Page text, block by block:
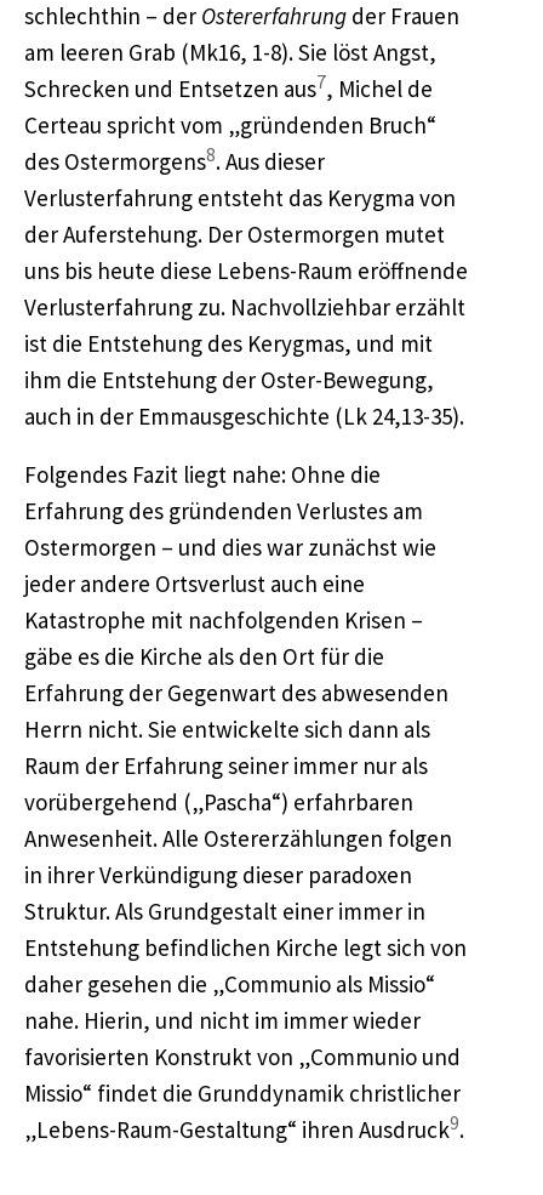
schlechthin – der Ostererfahrung der Frauen
am leeren Grab (Mk16, 1-8). Sie löst Angst,
Schrecken und Entsetzen aus7, Michel de
Certeau spricht vom „gründenden Bruch“
des Ostermorgens8. Aus dieser
Verlusterfahrung entsteht das Kerygma von
der Auferstehung. Der Ostermorgen mutet
uns bis heute diese Lebens-Raum eröffnende
Verlusterfahrung zu. Nachvollziehbar erzählt
ist die Entstehung des Kerygmas, und mit
ihm die Entstehung der Oster-Bewegung,
auch in der Emmausgeschichte (Lk 24,13-35).
Folgendes Fazit liegt nahe: Ohne die
Erfahrung des gründenden Verlustes am
Ostermorgen – und dies war zunächst wie
jeder andere Ortsverlust auch eine
Katastrophe mit nachfolgenden Krisen –
gäbe es die Kirche als den Ort für die
Erfahrung der Gegenwart des abwesenden
Herrn nicht. Sie entwickelte sich dann als
Raum der Erfahrung seiner immer nur als
vorübergehend („Pascha“) erfahrbaren
Anwesenheit. Alle Ostererzählungen folgen
in ihrer Verkündigung dieser paradoxen
Struktur. Als Grundgestalt einer immer in
Entstehung befindlichen Kirche legt sich von
daher gesehen die „Communio als Missio“
nahe. Hierin, und nicht im immer wieder
favorisierten Konstrukt von „Communio und
Missio“ findet die Grunddynamik christlicher
„Lebens-Raum-Gestaltung“ ihren Ausdruck9.